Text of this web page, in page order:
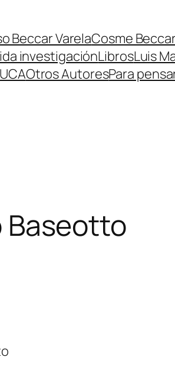
Beccar VarelaCosme
investigaciónLibrosLuis
Otros AutoresPara
Baseotto